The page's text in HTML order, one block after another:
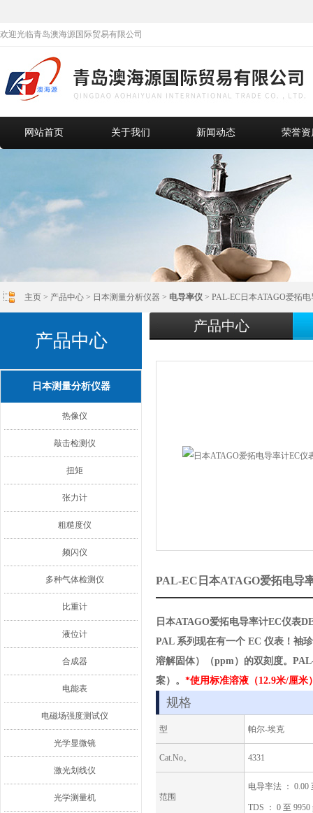
欢迎光临青岛澳海源国际贸易有限公司
网站首页 关于我们 新闻动态 荣誉资
主页 > 产品中心 > 日本测量分析仪器 > 电导率仪 > PAL-EC日本ATAGO爱拓
产品中心
日本测量分析仪器
热像仪
敲击检测仪
扭矩
张力计
粗糙度仪
频闪仪
多种气体检测仪
比重计
液位计
合成器
电能表
电磁场强度测试仪
光学显微镜
激光划线仪
光学测量机
产品中心
PAL-EC日本ATAGO爱拓电导
日本ATAGO爱拓电导率计EC仪表
PAL 系列现在有一个 EC 仪表！袖
溶解固体）（ppm）的双刻度。
案）。 *使用标准溶液（12.9米/厘米
规格
型 帕尔-埃克
Cat.No。 4331
范围
电导率法 ： 0.00
TDS ： 0 至 9950